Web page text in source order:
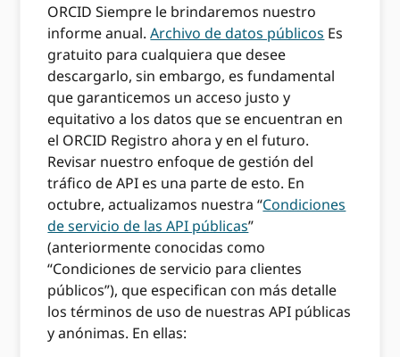
ORCID Siempre le brindaremos nuestro
informe anual.Archivo de datos públicos Es
gratuito para cualquiera que desee
descargarlo, sin embargo, es fundamental
que garanticemos un acceso justo y
equitativo a los datos que se encuentran en
el ORCID Registro ahora y en el futuro.
Revisar nuestro enfoque de gestión del
tráfico de API es una parte de esto. En
octubre, actualizamos nuestra “Condiciones
de servicio de las API públicas”
(anteriormente conocidas como
“Condiciones de servicio para clientes
públicos”), que especifican con más detalle
los términos de uso de nuestras API públicas
y anónimas. En ellas: